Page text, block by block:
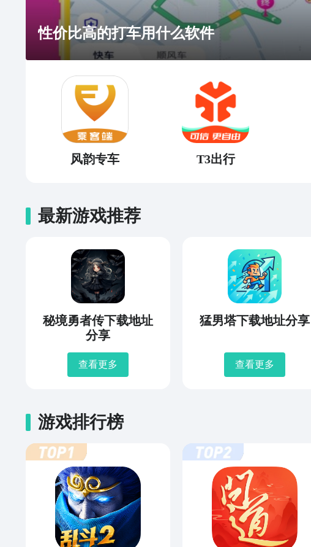
性价比高的打车用什么软件
风韵专车 T3出行
最新游戏推荐
秘境勇者传下载地址
分享
查看更多
猛男塔下载地址分享
查看更多
游戏排行榜